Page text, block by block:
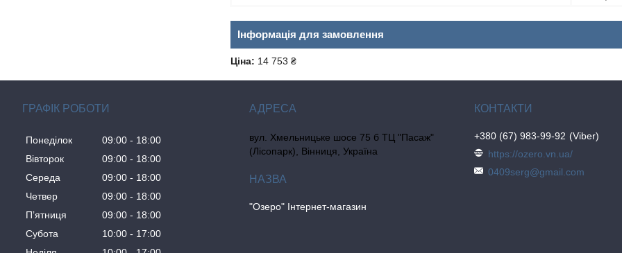
Інформація для замовлення
Ціна: 14 753 ₴
ГРАФІК РОБОТИ
Понеділок 09:00
18:00
Вівторок
09:00
18:00
Середа
09:00
18:00
Четвер
09:00
18:00
Пʼятниця
09:00
18:00
Субота
10:00
17:00
вул. Хмельницьке шосе 75 б ТЦ "Пасаж"
(Лісопарк), Вінниця, Україна
"Озеро" Інтернет-магазин
+380 (67) 983-99-92
Viber
https://ozero.vn.ua/
0409serg@gmail.com